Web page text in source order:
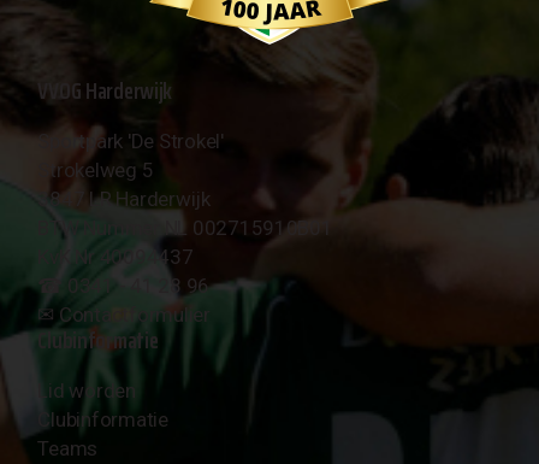
VVOG Harderwijk
Sportpark 'De Strokel'
Strokelweg 5
3847 LR Harderwijk
BTW Nummer NL 002715910B01
KvK Nr 40094437
☎︎ 0341 - 41 28 96
✉︎ Contactformulier
Clubinformatie
Lid worden
Clubinformatie
Teams